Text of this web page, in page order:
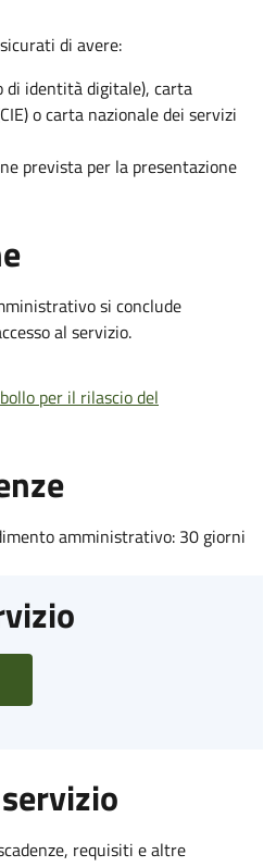
di avere:
di identità digitale), carta
o carta nazionale dei servizi
prevista per la presentazione
si conclude
al servizio.
per il rilascio del
amministrativo: 30 giorni
requisiti e altre